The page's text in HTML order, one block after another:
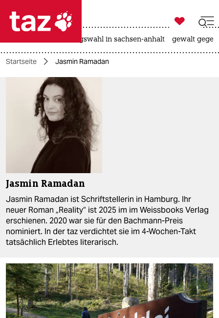
 taz zahl ich
taz zahl ich
themen
gesellschaft
kultur
sport
berlin
nord
wahrheit
verlag
verlag

taz zahl ich
landtagswahl in sachsen-anhalt gewalt
Startseite Jasmin Ramadan
Jasmin Ramadan
Jasmin Ramadan ist Schriftstellerin in Hamburg. Ihr
neuer Roman „Reality“ ist 2025 im im Weissbooks Verlag
erschienen. 2020 war sie für den Bachmann-Preis
nominiert. In der taz verdichtet sie im 4-Wochen-Takt
tatsächlich Erlebtes literarisch.